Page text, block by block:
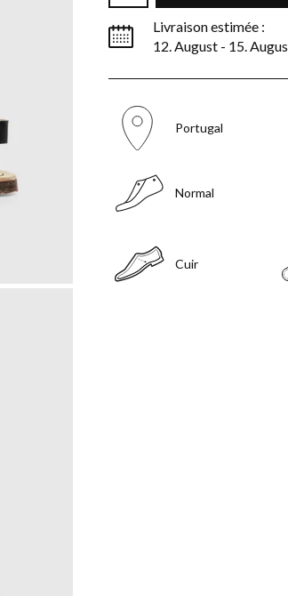
Livraison estimée :
12. August - 15.
Portugal
Normal
Cuir